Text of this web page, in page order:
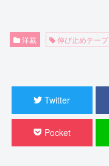
洋裁 伸び止めテープ
Twitter
Pocket